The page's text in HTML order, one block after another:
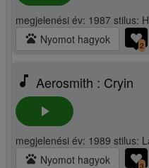
megjelenési év: 1987 stilus:
pets Nyomot hagyok 2
music_note Aerosmith : Cryin
play_arrow
megjelenési év: 1989 stilus:
pets Nyomot hagyok 3